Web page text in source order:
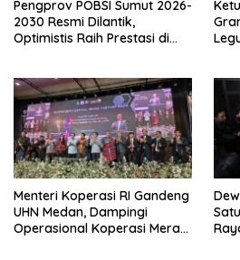
Pengprov POBSI Sumut 2026-
2030 Resmi Dilantik,
Optimistis Raih Prestasi di
Menteri Koperasi RI Gandeng
UHN Medan, Dampingi
Operasional Koperasi Merah